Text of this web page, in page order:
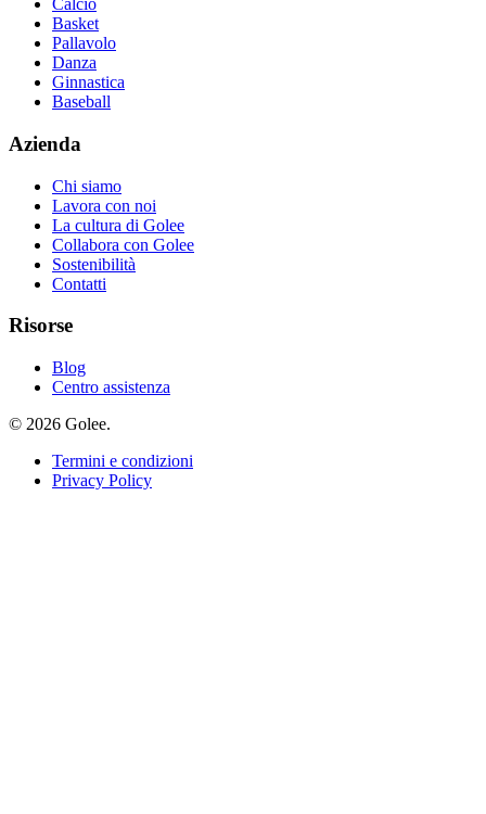
Calcio
Basket
Pallavolo
Danza
Ginnastica
Baseball
Azienda
Chi siamo
Lavora con noi
La cultura di Golee
Collabora con Golee
Sostenibilità
Contatti
Risorse
Blog
Centro assistenza
© 2026 Golee.
Termini e condizioni
Privacy Policy